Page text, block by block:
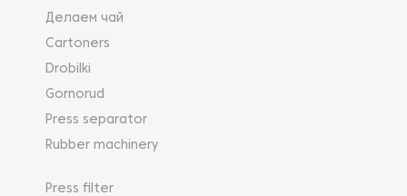
Делаем чай
Cartoners
Drobilki
Gornorud
Press separator
Rubber machinery
Press filter